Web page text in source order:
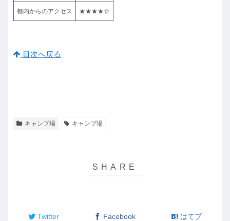
都内からのアクセス ★★★★☆
目次へ戻る
キャンプ場 キャンプ場
Twitter Facebook はてブ